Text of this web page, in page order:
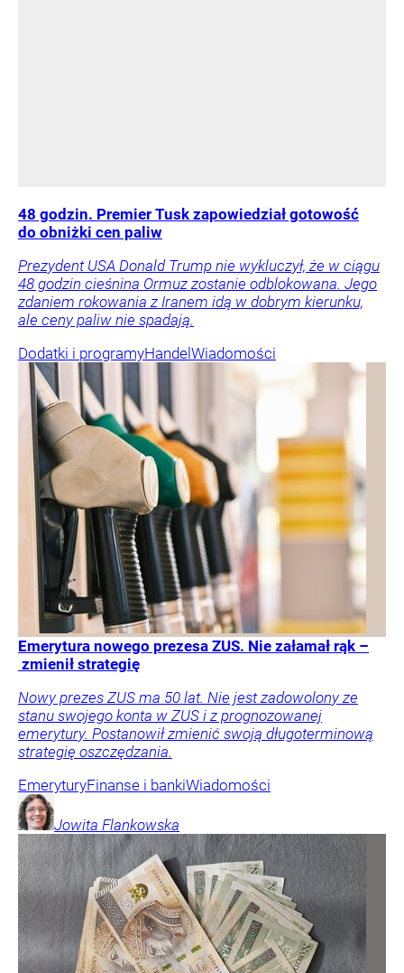
48 godzin. Premier Tusk zapowiedział gotowość
do obniżki cen paliw
Prezydent USA Donald Trump nie wykluczył, że w ciągu
48 godzin cieśnina Ormuz zostanie odblokowana. Jego
zdaniem rokowania z Iranem idą w dobrym kierunku,
ale ceny paliw nie spadają.
Dodatki i programyHandelWiadomości
Emerytura nowego prezesa ZUS. Nie załamał rąk –
zmienił strategię
Nowy prezes ZUS ma 50 lat. Nie jest zadowolony ze
stanu swojego konta w ZUS i z prognozowanej
emerytury. Postanowił zmienić swoją długoterminową
strategię oszczędzania.
EmeryturyFinanse i bankiWiadomości
Jowita Flankowska